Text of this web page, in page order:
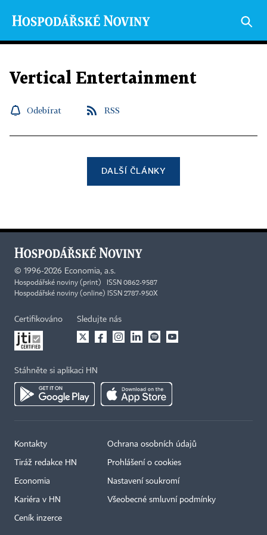
Vertical Entertainment
Odebírat RSS
DALŠÍ ČLÁNKY
© 1996-2026 Economia, a.s.
Hospodářské noviny (print) ISSN 0862-9587
Hospodářské noviny (online) ISSN 2787-950X
Certifikováno Sledujte nás
Stáhněte si aplikaci HN
Kontakty
Tiráž redakce HN
Economia
Kariéra v HN
Ceník inzerce
Ochrana osobních údajů
Prohlášení o cookies
Nastavení soukromí
Všeobecné smluvní podmínky